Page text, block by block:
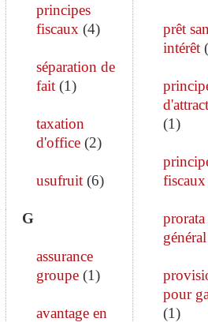
principes
fiscaux (4)
séparation de
fait(1)
taxation
d'office(2)
usufruit(6)
G
assurance
groupe(1)
avantage en
prêt
intérêt(
(1)
fiscaux
prorata
général
pour
(1)